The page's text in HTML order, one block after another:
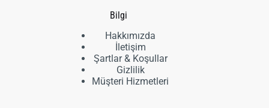
Bilgi
Hakkımızda
İletişim
Şartlar & Koşullar
Gizlilik
Müşteri Hizmetleri